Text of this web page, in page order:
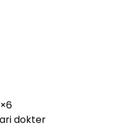
dokter